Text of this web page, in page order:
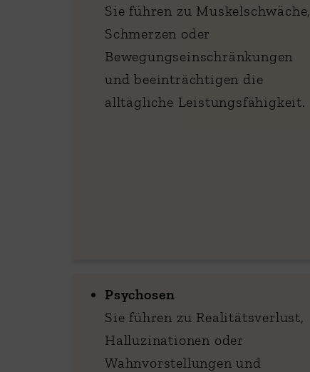
Sie führen zu Muskelschwäche,
Schmerzen oder
Bewegungseinschränkungen
und beeinträchtigen die
alltägliche Leistungsfähigkeit.
Psychosen
Sie führen zu Realitätsverlust,
Halluzinationen oder
Wahnvorstellungen und